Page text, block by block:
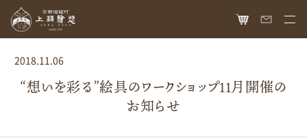
HOME
オンラインショップ
2018.11.06
“想いを彩る”絵具のワークショップ11月開催の
お知らせ